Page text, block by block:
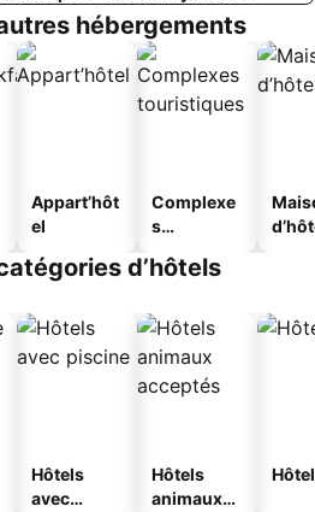
hébergements
Appart’hôt
el
Complexe
s
s
d’hôtels
Hôtels
avec
Hôtels
animaux